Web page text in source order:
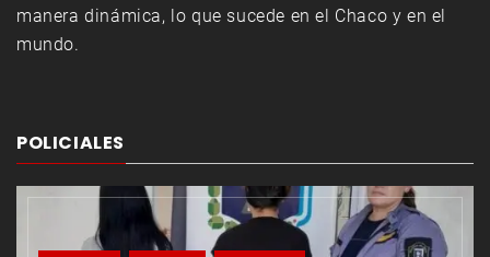
manera dinámica, lo que sucede en el Chaco y en el
mundo.
POLICIALES